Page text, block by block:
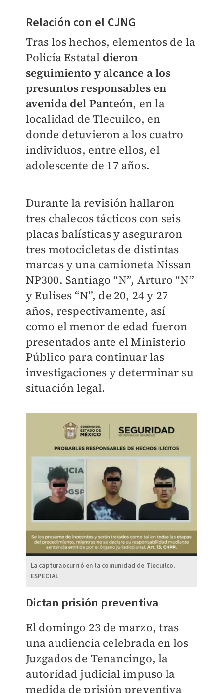
Relación con el CJNG
Tras los hechos, elementos de la
Policía Estatal dieron
seguimiento y alcance a los
presuntos responsables en
avenida del Panteón, en la
localidad de Tlecuilco, en
donde detuvieron a los cuatro
individuos, entre ellos, el
adolescente de 17 años.
Durante la revisión hallaron
tres chalecos tácticos con seis
placas balísticas y aseguraron
tres motocicletas de distintas
marcas y una camioneta Nissan
NP300. Santiago “N”, Arturo “N”
y Eulises “N”, de 20, 24 y 27
años, respectivamente, así
como el menor de edad fueron
presentados ante el Ministerio
Público para continuar las
investigaciones y determinar su
situación legal.
La capturaocurrió en la comunidad de Tlecuilco.
ESPECIAL
Dictan prisión preventiva
El domingo 23 de marzo, tras
una audiencia celebrada en los
Juzgados de Tenancingo, la
autoridad judicial impuso la
medida de prisión preventiva